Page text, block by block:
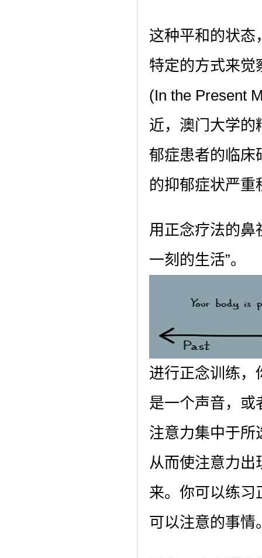
这种平和的状态
特定的方式来觉
(In the Present
近，澳门大学的
郁症患者的临床
的抑郁症状严重
用正念疗法的鼻
一刻的生活”。
进行正念训练，
是一个声音，或
注意力集中于所
从而使注意力出
来。你可以练习
可以注意的事情